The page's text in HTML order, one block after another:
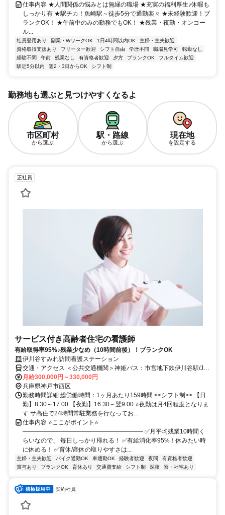
仕事内容 ★人間関係の悩みとは無縁の職場 ★充実の福利厚生♪休暇も
しっかり有 ★駅チカ！魚崎駅～徒歩5分で通勤楽々 ★未経験歓迎！ブ
ランクOK！ ★午前中のみの勤務でもOK！ ★残業・夜勤・オンコー
ル...
社員登用あり 副業・WワークOK 1日4時間以内OK
主婦・主夫歓迎
資格取得支援あり
フリーター歓迎 シフト自由 学歴不問 職場見学可
転勤なし
経験不問
午前 残業なし 有資格者歓迎 夕方 ブランクOK
フルタイム歓迎
駅近5分以内
週2・3日からOK シフト制
勤務地も選ぶと見つけやすくなるよ
市区町村
から選ぶ
駅・路線
から選ぶ
現在地
を設定する
正社員
サービス付き高齢者住宅の看護師
有給取得率95%♪残業少なめ（10時間前後）！ブランクOK
伊川谷すみれ訪問看護ステーション
交通・アクセス ＜公共交通機関＞神姫バス：市営地下鉄伊川谷駅/JR
明石駅〜57系統『池上2丁目』下車すぐ。そのほか『上脇』下車〜徒
歩6分など14.57.66.68系統のご利用が可能。 ＜車・バイク＞①三宮
方面から…第二神明道路「大蔵谷インター」から7分、②姫路方面か
ら…第二神明道路「大蔵谷インター」から7分/第二神明道路「伊川谷
インター」から7分、③学園都市駅から10分
月給300,000円～330,000円
兵庫県神戸市西区
勤務時間詳細 総労働時間：1ヶ月あたり159時間 <<シフト制>> 【日
勤】8:30～17:00 【夜勤】16:30～翌9:00 ⭐夜勤は月4回程度となりま
す サ高住で24時間常駐業務を行なってお...
仕事内容 ⭐ここがポイント⭐
―――――――――――――――――――― ✅月平均残業10時間く
らいなので、 毎日しっかり帰れる！ ✅有給消化率95%！休みたい時
に休める！ ✅育休/産休の取りやすさは...
主婦・主夫歓迎 バイク通勤OK 車通勤OK 経験者歓迎 夜間
有資格者歓迎
賞与あり
ブランクOK 育休あり 交通費支給 シフト制 深夜 寮・社宅あり
契約社員